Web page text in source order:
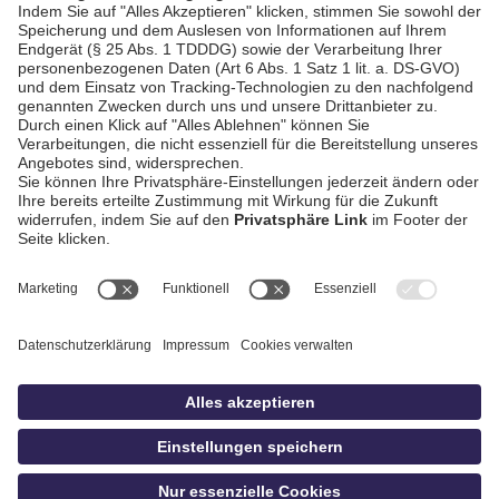
AGB / Gewinnspiele
Datenschutz
Impressum
idowa
Privatsphäre